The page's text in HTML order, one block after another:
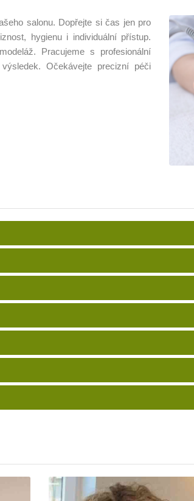
salonu. Dopřejte si čas jen pro
hygienu i individuální přístup.
Pracujeme s profesionální
Očekávejte precizní péči
Donika Shala